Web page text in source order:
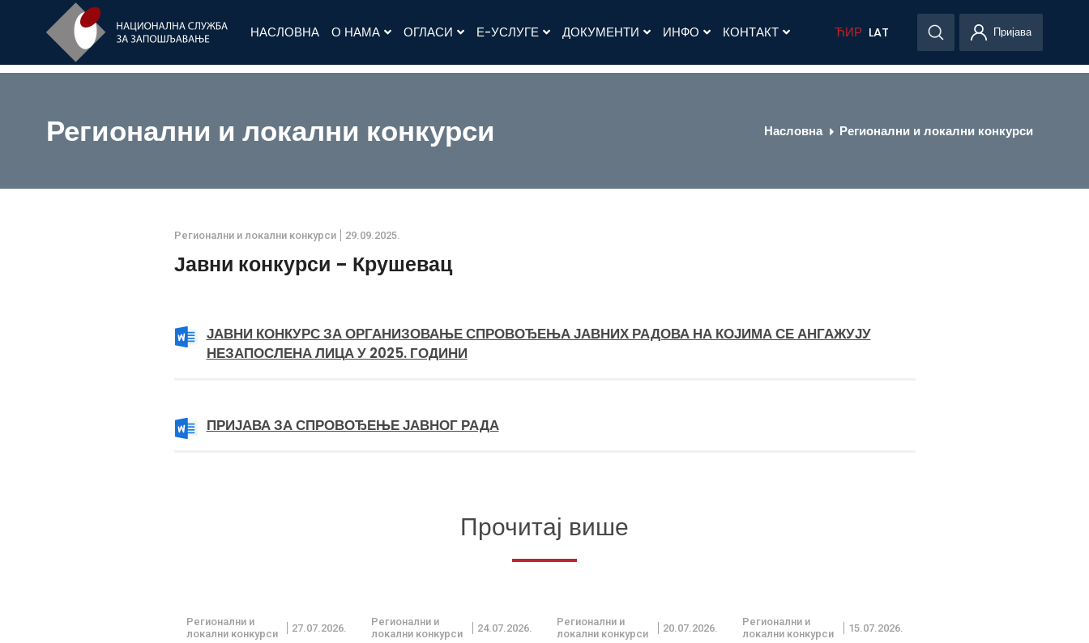
НАСЛОВНА О НАМА ОГЛАСИ Е-УСЛУГЕ ДОКУМЕНТИ ИНФО КОНТАКТ ЋИР LAT Пријава
Регионални и локални конкурси Насловна Регионални и локални конкурси
Регионални и локални конкурси 29.09.2025.
Јавни конкурси - Крушевац
ЈАВНИ КОНКУРС ЗА ОРГАНИЗОВАЊЕ СПРОВОЂЕЊА ЈАВНИХ РАДОВА НА КОЈИМА СЕ АНГАЖУЈУ
НЕЗАПОСЛЕНА ЛИЦА У 2025. ГОДИНИ
ПРИЈАВА ЗА СПРОВОЂЕЊЕ ЈАВНОГ РАДА
Прочитај више
Регионални и
локални конкурси
27.07.2026.
Регионални и
локални конкурси
24.07.2026.
Регионални и
локални конкурси
20.07.2026.
Регионални и
локални конкурси
15.07.2026.